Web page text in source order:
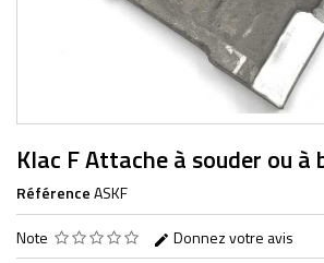
Klac F Attache à souder ou à
RéférenceASKF
Note
Donnez votre avis